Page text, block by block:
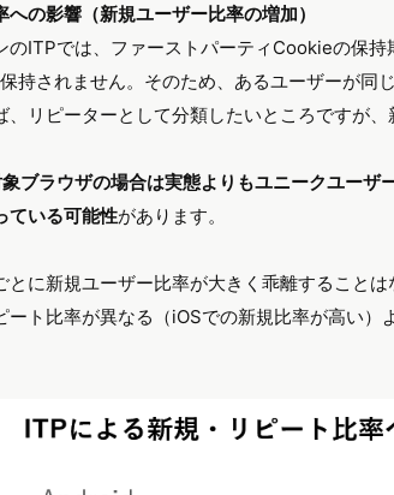
の影響（新規ユーザー比率の増加）
のITPでは、ファーストパーティCookieの保
持されません。そのため、あるユーザーが同
、リピーターとして分類したいところですが、
ブラウザの場合は実態よりもユニークユーザ
ている可能性があります。
とに新規ユーザー比率が大きく乖離すること
ート比率が異なる（iOSでの新規比率が高い）